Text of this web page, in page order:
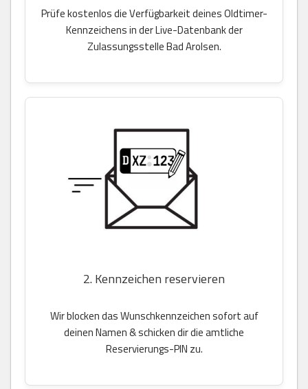
Prüfe kostenlos die Verfügbarkeit deines Oldtimer-
Kennzeichens in der Live-Datenbank der
Zulassungsstelle Bad Arolsen.
2. Kennzeichen reservieren
Wir blocken das Wunschkennzeichen sofort auf
deinen Namen & schicken dir die amtliche
Reservierungs-PIN zu.